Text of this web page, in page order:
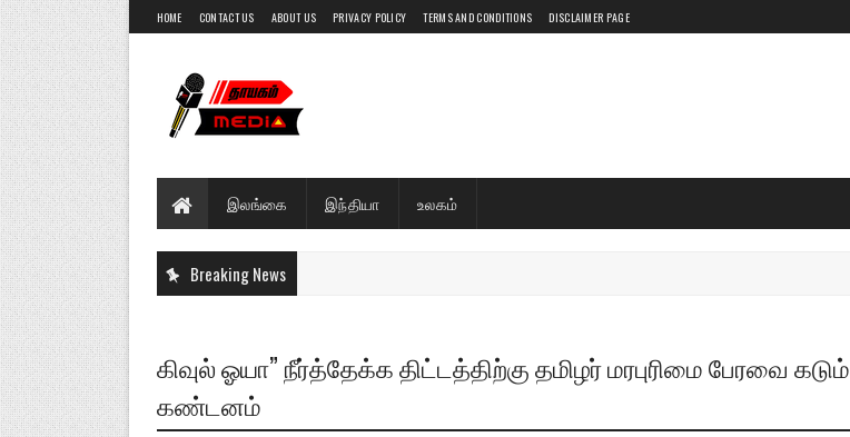
HOME CONTACT US ABOUT US PRIVACY POLICY TERMS AND CONDITIONS DISCLAIMER PAGE
இலங்கை இந்தியா உலகம்
Breaking News
கிவுல் ஓயா” நீர்த்தேக்க திட்டத்திற்கு தமிழர் மரபுரிமை பேரவை கடும்
கண்டனம்